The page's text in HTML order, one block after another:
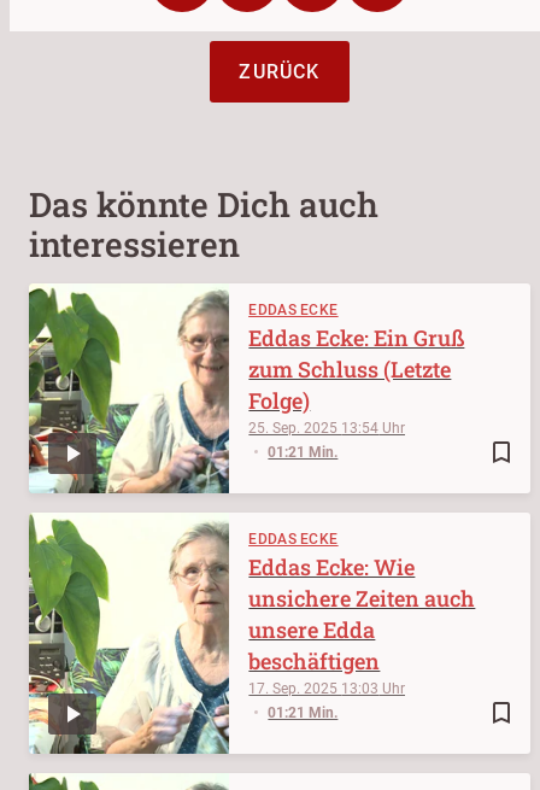
ZURÜCK
Das könnte Dich auch
interessieren
EDDAS ECKE
bookmark_border
25. Sep. 2025 13:54
01:21 Min.
Eddas Ecke: Ein Gruß
zum Schluss (Letzte
Folge)
EDDAS ECKE
bookmark_border
17. Sep. 2025 13:03
01:21 Min.
Eddas Ecke: Wie
unsichere Zeiten auch
unsere Edda
beschäftigen